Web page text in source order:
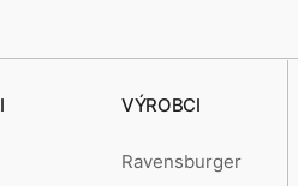
VÝROBCI
Ravensburger